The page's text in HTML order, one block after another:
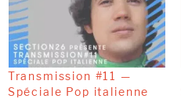
Transmission #11 —
Spéciale Pop italienne